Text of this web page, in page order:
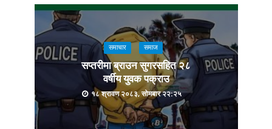
समाचार समाज
सप्तरीमा ब्राउन सुगरसहित २८
वर्षीय युवक पक्राउ
१८ श्रावण २०८३, सोमबार २२:२५